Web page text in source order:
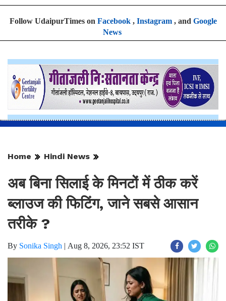
Follow UdaipurTimes on Facebook, Instagram, and Google
News
Home Hindi News
अब बिना सिलाई के मिनटों में ठीक करें
ब्लाउज की फिटिंग, जाने सबसे आसान
तरीके ?
By Sonika Singh | Aug 8, 2026, 23:52 IST